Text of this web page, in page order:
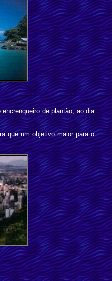
de plantão, ao dia
que um objetivo maior para o